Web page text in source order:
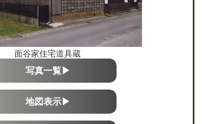
面谷家住宅道具蔵
写真一覧▶
地図表示▶